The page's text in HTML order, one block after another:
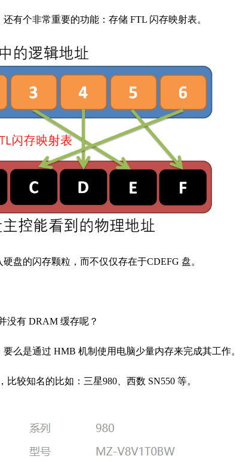
有个非常重要的功能：存储 FTL 闪存映射表。
盘的闪存颗粒，而不仅仅存在于CDEFG 盘。
没有 DRAM 缓存呢？
么是通过 HMB 机制使用电脑少量内存来完成其工作。
较知名的比如：三星980、西数 SN550 等。